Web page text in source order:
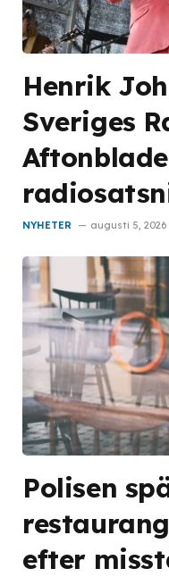
Henrik
Sveriges
NYHETER augusti 5, 2026
Polisen
efter